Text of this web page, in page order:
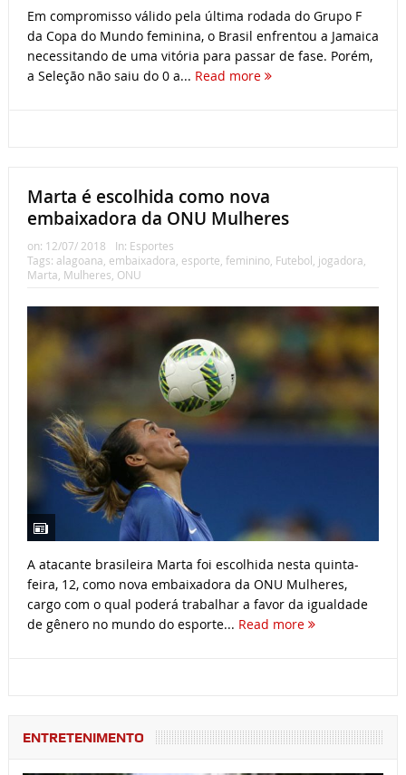
Em compromisso válido pela última rodada do Grupo F
da Copa do Mundo feminina, o Brasil enfrentou a Jamaica
necessitando de uma vitória para passar de fase. Porém,
a Seleção não saiu do 0 a... Read more
Marta é escolhida como nova
embaixadora da ONU Mulheres
on: 12/07/ 2018 In: Esportes
Tags: alagoana embaixadora esporte feminino, Futebol jogadora
Marta Mulheres ONU
A atacante brasileira Marta foi escolhida nesta quinta-
feira, 12, como nova embaixadora da ONU Mulheres,
cargo com o qual poderá trabalhar a favor da igualdade
de gênero no mundo do esporte... Read more
ENTRETENIMENTO